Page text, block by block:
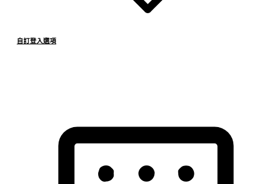
自訂登入選項